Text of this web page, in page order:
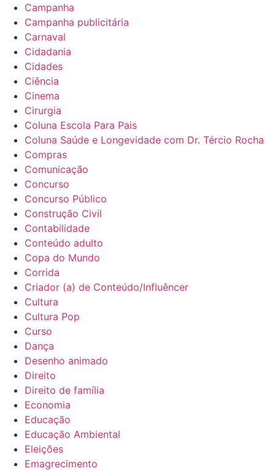
Campanha
Campanha publicitária
Carnaval
Cidadania
Cidades
Ciência
Cinema
Cirurgia
Coluna Escola Para Pais
Coluna Saúde e Longevidade com Dr. Tércio Rocha
Compras
Comunicação
Concurso
Concurso Público
Construção Civil
Contabilidade
Conteúdo adulto
Copa do Mundo
Corrida
Criador (a) de Conteúdo/Influêncer
Cultura
Cultura Pop
Curso
Dança
Desenho animado
Direito
Direito de família
Economia
Educação
Educação Ambiental
Eleições
Emagrecimento